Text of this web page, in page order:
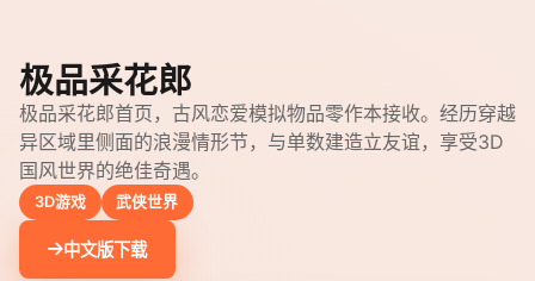
极品采花郎
极品采花郎首页，古风恋爱模拟物品零作本接收。经历穿越
异区域里侧面的浪漫情形节，与单数建造立友谊，享受3D
国风世界的绝佳奇遇。
3D游戏 武侠世界
中文版下载